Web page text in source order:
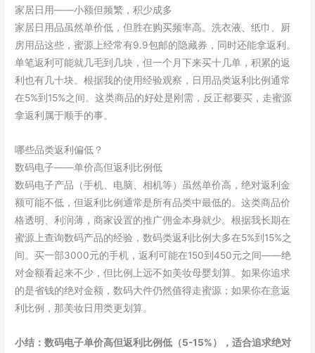
家居日用——小额但频繁，积少成多
家居日用品虽然单价低，但胜在购买频率高。洗衣液、纸巾、厨
房用品这些，蜜源上经常有9.9包邮的隐藏券，同时还能拿返利。
单笔返利可能就几毛到几块，但一个月下来买十几单，积累的返
利也有几十块。根据我的使用经验观察，日用品类返利比例通常
在5%到15%之间。这类商品的好处是刚需，反正都要买，走蜜源
拿返利属于顺手的事。
哪些品类返利偏低？
数码电子——单价高但返利比例低
数码电子产品（手机、电脑、相机等）虽然单价高，绝对返利金
额可能不低，但返利比例通常是所有品类中最低的。这类商品价
格透明、利润薄，商家设置的推广佣金本身就少。根据我长期在
蜜源上查询数码产品的经验，数码类返利比例大多在5%到15%之
间。买一部3000元的手机，返利可能在150到450元之间——绝
对金额看起来不少，但比例上远不如美妆母婴划算。如果你追求
的是省钱的绝对金额，数码大件仍然值得走蜜源；如果你在意返
利比例，那美妆日用类更划算。
小结：数码电子单价高但返利比例低（5-15%），适合追求绝对